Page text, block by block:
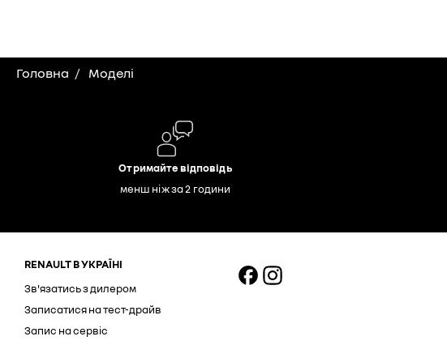
Головна Моделі
Отримайте відповідь
менш ніж за 2 години
RENAULT В УКРАЇНІ
Зв'язатись з дилером
Записатися на тест-драйв
Запис на сервіс